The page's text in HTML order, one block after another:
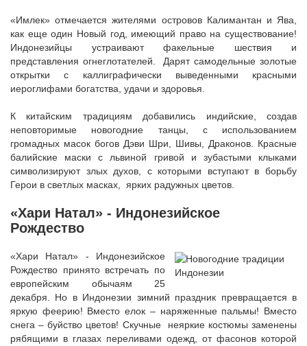
«Имлек» отмечается жителями островов Калимантан и Ява,
как еще один Новый год, имеющий право на существование!
Индонезийцы устраивают факельные шествия и
представления огнеглотателей. Дарят самодельные золотые
открытки с каллиграфически выведенными красными
иероглифами богатства, удачи и здоровья.
К китайским традициям добавились индийские, создав
неповторимые новогодние танцы, с использованием
громадных масок богов Дэви Шри, Шивы, Драконов. Красные
балийские маски с львиной гривой и зубастыми клыками
символизируют злых духов, с которыми вступают в борьбу
Герои в светлых масках, ярких радужных цветов.
«Хари Натал» - Индонезийское
Рождество
«Хари Натал» - Индонезийское
Рождество принято встречать по
европейским обычаям 25
декабря. Но в Индонезии зимний праздник превращается в
яркую феерию! Вместо елок – наряженные пальмы! Вместо
снега – буйство цветов! Скучные неяркие костюмы заменены
рябящими в глазах переливами одежд, от фасонов которой